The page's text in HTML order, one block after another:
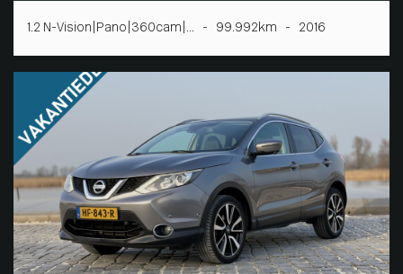
1.2 N-Vision|Pano|360cam|... - 99.992km - 2016